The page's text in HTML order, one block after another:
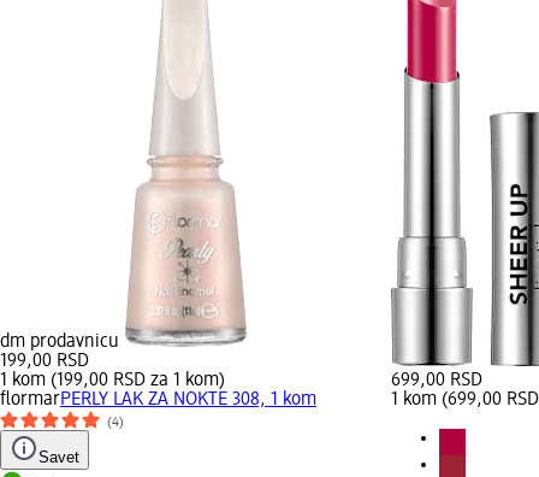
dm prodavnicu
199,00 RSD
1 kom (199,00 RSD za 1 kom)
flormarPERLY LAK ZA NOKTE 308, 1 kom
(4)
Savet
699,00 RSD
1 kom (699,00